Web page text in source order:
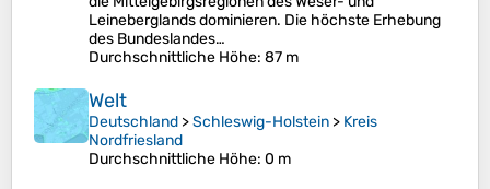
Leineberglands dominieren. Die höchste Erhebung
des Bundeslandes…
Durchschnittliche Höhe: 87 m
Welt
Deutschland >Schleswig-Holstein > Kreis
Nordfriesland
Durchschnittliche Höhe: 0 m